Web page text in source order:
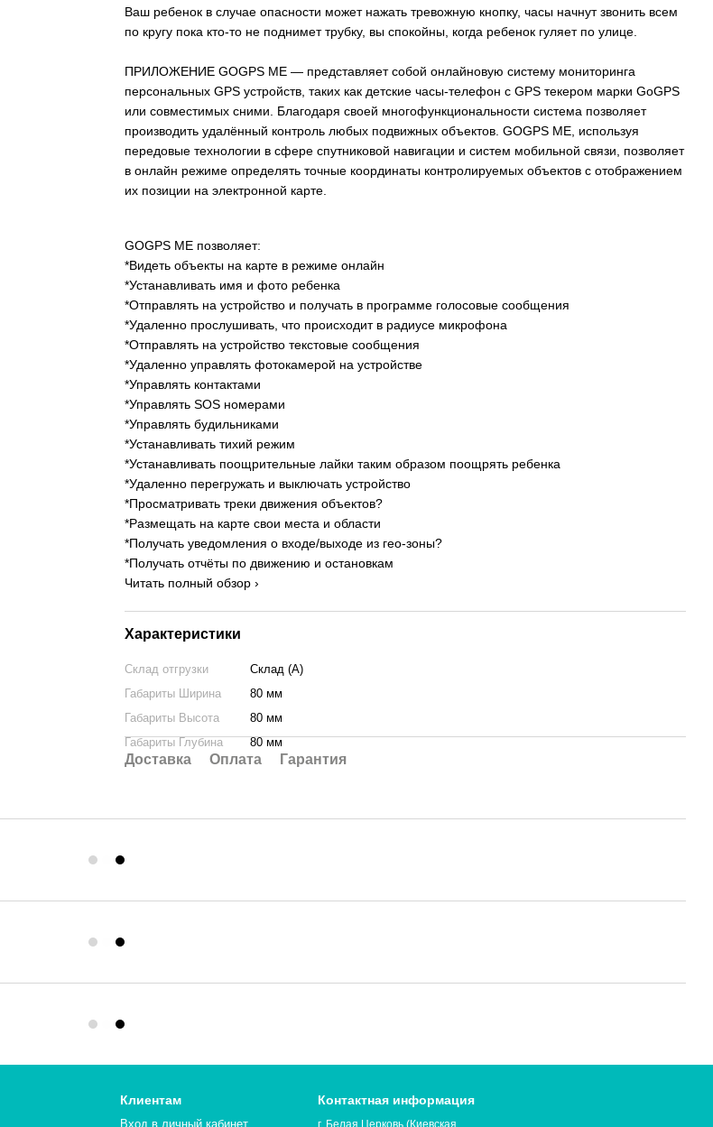
Ваш ребенок в случае опасности может нажать тревожную кнопку, часы начнут звонить всем
по кругу пока кто-то не поднимет трубку, вы спокойны, когда ребенок гуляет по улице.
ПРИЛОЖЕНИЕ GOGPS ME — представляет собой онлайновую систему мониторинга
персональных GPS устройств, таких как детские часы-телефон с GPS текером марки GoGPS
или совместимых сними. Благодаря своей многофункциональности система позволяет
производить удалённый контроль любых подвижных объектов. GOGPS ME, используя
передовые технологии в сфере спутниковой навигации и систем мобильной связи, позволяет
в онлайн режиме определять точные координаты контролируемых объектов с отображением
их позиции на электронной карте.
GOGPS ME позволяет:
*Видеть объекты на карте в режиме онлайн
*Устанавливать имя и фото ребенка
*Отправлять на устройство и получать в программе голосовые сообщения
*Удаленно прослушивать, что происходит в радиусе микрофона
*Отправлять на устройство текстовые сообщения
*Удаленно управлять фотокамерой на устройстве
*Управлять контактами
*Управлять SOS номерами
*Управлять будильниками
*Устанавливать тихий режим
*Устанавливать поощрительные лайки таким образом поощрять ребенка
*Удаленно перегружать и выключать устройство
*Просматривать треки движения объектов?
*Размещать на карте свои места и области
*Получать уведомления о входе/выходе из гео-зоны?
*Получать отчёты по движению и остановкам
Читать полный обзор ›
Характеристики
Склад отгрузки
Склад (А)
Габариты Ширина
80 мм
Габариты Высота
80 мм
Габариты Глубина
80 мм
Доставка Оплата Гарантия
Клиентам
Вход в личный кабинет
Контактная информация
г. Белая Церковь (Киевская